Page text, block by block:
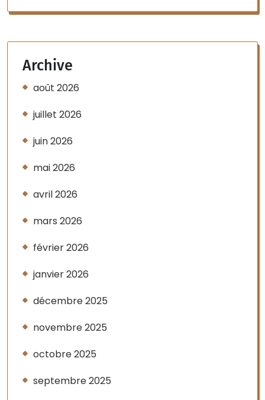
Archive
août 2026
juillet 2026
juin 2026
mai 2026
avril 2026
mars 2026
février 2026
janvier 2026
décembre 2025
novembre 2025
octobre 2025
septembre 2025